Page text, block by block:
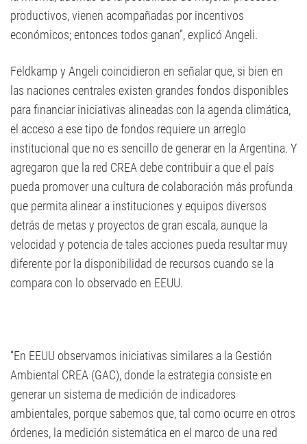
productivos, vienen acompañadas por incentivos
económicos; entonces todos ganan”, explicó Angeli.
Feldkamp y Angeli coincidieron en señalar que, si bien en
las naciones centrales existen grandes fondos disponibles
para financiar iniciativas alineadas con la agenda climática,
el acceso a ese tipo de fondos requiere un arreglo
institucional que no es sencillo de generar en la Argentina. Y
agregaron que la red CREA debe contribuir a que el país
pueda promover una cultura de colaboración más profunda
que permita alinear a instituciones y equipos diversos
detrás de metas y proyectos de gran escala, aunque la
velocidad y potencia de tales acciones pueda resultar muy
diferente por la disponibilidad de recursos cuando se la
compara con lo observado en EEUU.
“En EEUU observamos iniciativas similares a la Gestión
Ambiental CREA (GAC), donde la estrategia consiste en
generar un sistema de medición de indicadores
ambientales, porque sabemos que, tal como ocurre en otros
órdenes, la medición sistemática en el marco de una red